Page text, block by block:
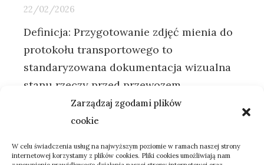
Zarządzaj zgodami plików
cookie
W celu świadczenia usług na najwyższym poziomie w ramach naszej strony
internetowej korzystamy z plików cookies. Pliki cookies umożliwiają nam
22/02/2026
Definicja: Przygotowanie zdjęć mienia do
protokołu transportowego to
standaryzowana dokumentacja wizualna
stanu rzeczy przed przewozem,
wspierająca przypisanie
odpowiedzialności za uszkodzenia i…
Dowiedz się więcejZdjęcia
mienia